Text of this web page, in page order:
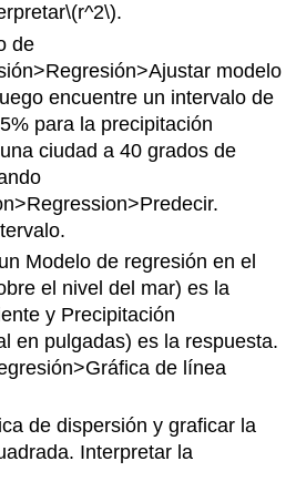
\(r^2\).
de
modelo
encuentre un intervalo de
para la precipitación
ciudad a 40 grados de
Modelo de regresión en el
el nivel del mar) es la
y Precipitación
en pulgadas) es la respuesta.
de línea
de dispersión y graficar la
Interpretar la